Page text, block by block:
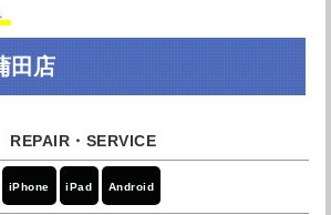
よることもできそうですね。iPhone
要かどうかなど、ちょっとしたことも
てはいかがでしょうか。
た時にお店をみつけて割れていた
引用元：Googleレビュー
田店
iPhone iPad Android